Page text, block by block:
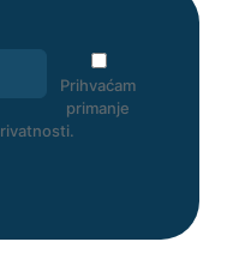
Prihvaćam
primanje